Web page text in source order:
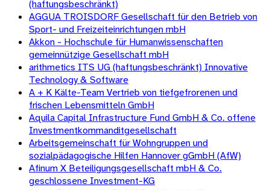
(haftungsbeschränkt)
AGGUA TROISDORF Gesellschaft für den Betrieb von
Sport- und Freizeiteinrichtungen mbH
Akkon - Hochschule für Humanwissenschaften
gemeinnützige Gesellschaft mbH
arithmetics ITS UG (haftungsbeschränkt) Innovative
Technology & Software
A + K Kälte-Team Vertrieb von tiefgefrorenen und
frischen Lebensmitteln GmbH
Aquila Capital Infrastructure Fund GmbH & Co. offene
Investmentkommanditgesellschaft
Arbeitsgemeinschaft für Wohngruppen und
sozialpädagogische Hilfen Hannover gGmbH (AfW)
Afinum X Beteiligungsgesellschaft mbH & Co.
geschlossene Investment-KG